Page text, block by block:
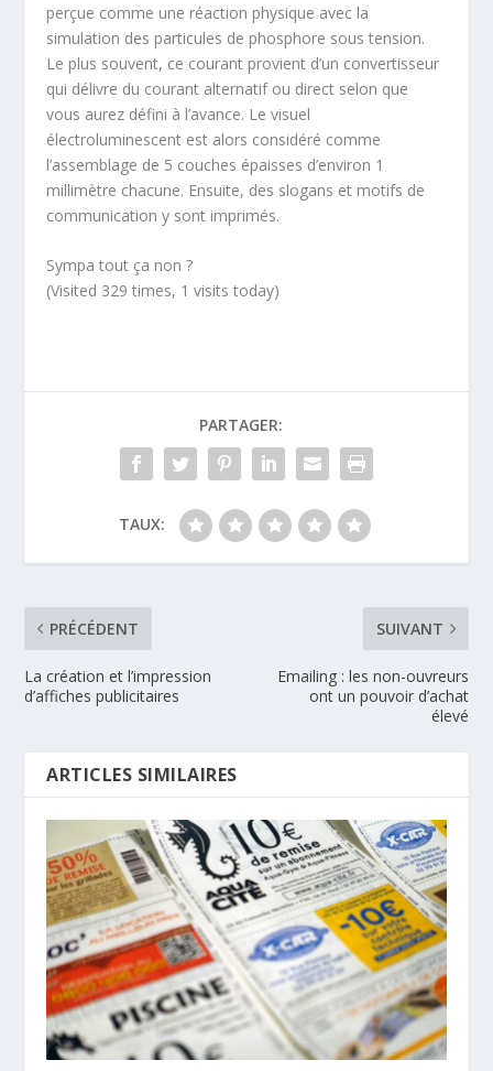
perçue comme une réaction physique avec la
simulation des particules de phosphore sous tension.
Le plus souvent, ce courant provient d’un convertisseur
qui délivre du courant alternatif ou direct selon que
vous aurez défini à l’avance. Le visuel
électroluminescent est alors considéré comme
l’assemblage de 5 couches épaisses d’environ 1
millimètre chacune. Ensuite, des slogans et motifs de
communication y sont imprimés.
Sympa tout ça non ?
(Visited 329 times, 1 visits today)
PARTAGER:
TAUX:
PRÉCÉDENT
La création et l’impression
d’affiches publicitaires
SUIVANT
Emailing : les non-ouvreurs
ont un pouvoir d’achat
élevé
ARTICLES SIMILAIRES